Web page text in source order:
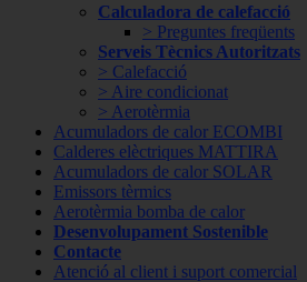
Calculadora de calefacció
> Preguntes freqüents
Serveis Tècnics Autoritzats
> Calefacció
> Aire condicionat
> Aerotèrmia
Acumuladors de calor ECOMBI
Calderes elèctriques MATTIRA
Acumuladors de calor SOLAR
Emissors tèrmics
Aerotèrmia bomba de calor
Desenvolupament Sostenible
Contacte
Atenció al client i suport comercial